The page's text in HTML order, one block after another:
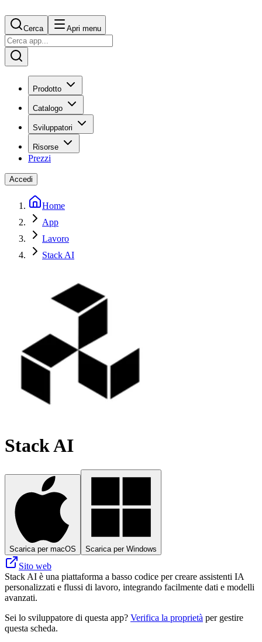
Cerca Apri menu
Prodotto
Catalogo
Sviluppatori
Risorse
Prezzi
Accedi
Home
App
Lavoro
Stack AI
Stack AI
Scarica per macOS Scarica per Windows
Sito web
Stack AI è una piattaforma a basso codice per creare assistenti IA
personalizzati e flussi di lavoro, integrando facilmente dati e modelli
avanzati.
Sei lo sviluppatore di questa app? Verifica la proprietà per gestire
questa scheda.